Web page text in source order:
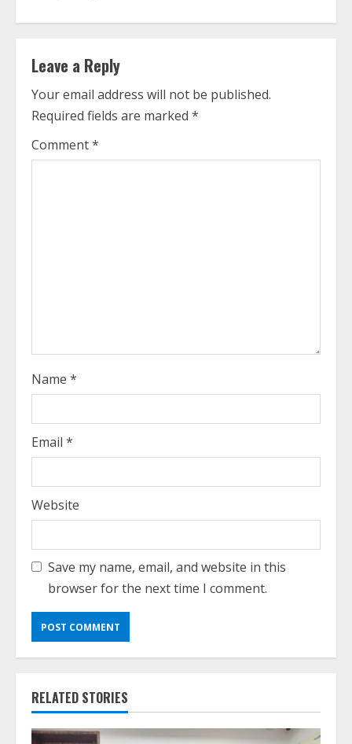
u
e
R
Leave a Reply
Your email address will not be published.
Required fields are marked *
Comment*
Name *
Email *
Website
Save my name, email, and website in this
browser for the next time I comment.
RELATED STORIES